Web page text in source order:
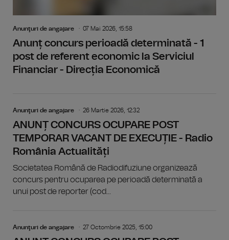
Anunţuri de angajare 07 Mai 2026, 15:58
Anunț concurs perioadă determinată - 1
post de referent economic la Serviciul
Financiar - Direcția Economică
Anunţuri de angajare 26 Martie 2026, 12:32
ANUNȚ CONCURS OCUPARE POST
TEMPORAR VACANT DE EXECUȚIE - Radio
România Actualități
Societatea Română de Radiodifuziune organizează
concurs pentru ocuparea pe perioadă determinată a
unui post de reporter (cod...
Anunţuri de angajare 27 Octombrie 2025, 15:00